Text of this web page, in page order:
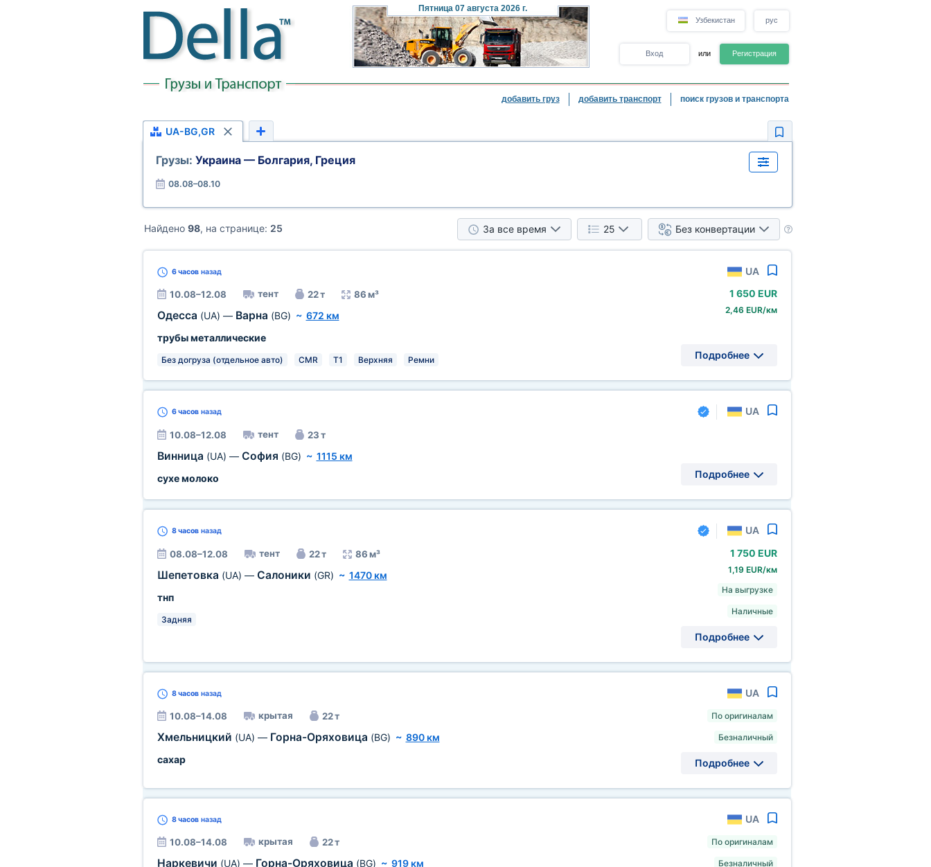
Пятница07 августа 2026 г.
Узбекистан рус
Вход или Регистрация
добавить груз добавить транспорт поиск грузов и транспорта
UA-BG,GR
Грузы: Украина — Болгария, Греция
08.08–08.10
Найдено 98, на странице: 25 За все время 25 Без конвертации
6 часовназад UA
10.08–12.08 тент 22 т 86 м³
Одесса (UA) — Варна (BG) ~ 672 км
трубы металлические
Без догруза (отдельное авто) CMR T1 Верхняя Ремни
1 650 EUR
2,46 EUR/км
Подробнее
6 часовназад UA
10.08–12.08 тент 23 т
Винница (UA) — София (BG) ~ 1115 км
сухе молоко
Подробнее
8 часовназад UA
08.08–12.08 тент 22 т 86 м³
Шепетовка (UA) — Салоники (GR) ~ 1470 км
тнп
Задняя
1 750 EUR
1,19 EUR/км
На выгрузке
Наличные
Подробнее
8 часовназад UA
10.08–14.08 крытая 22 т
Хмельницкий (UA) — Горна-Оряховица (BG) ~ 890 км
сахар
По оригиналам
Безналичный
Подробнее
8 часовназад UA
10.08–14.08 крытая 22 т
Наркевичи (UA) — Горна-Оряховица (BG) ~ 919 км
По оригиналам
Безналичный